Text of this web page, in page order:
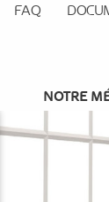
FAQ
NOTRE